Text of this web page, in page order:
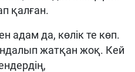
қалған.
адам да, көлік те көп.
жатқан жоқ. Кей